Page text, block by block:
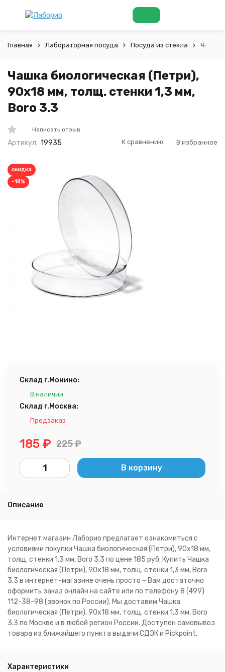
Главная Лабораторная посуда Посуда из стекла Чаши
Чашка биологическая (Петри),
90х18 мм, толщ. стенки 1,3 мм,
Boro 3.3
Написать отзыв
Артикул: 19935 К сравнению В избранное
скидка
-18%
Склад г.Монино:
В наличии
Склад г.Москва:
Предзаказ
185 ₽ 225₽
В корзину
Описание
Интернет магазин Лаборио предлагает ознакомиться с
условиями покупки Чашка биологическая (Петри), 90х18 мм,
толщ. стенки 1,3 мм, Boro 3.3 по цене 185 руб. Купить Чашка
биологическая (Петри), 90х18 мм, толщ. стенки 1,3 мм, Boro
3.3 в интернет-магазине очень просто – Вам достаточно
оформить заказ онлайн на сайте или по телефону 8 (499)
112-38-98 (звонок по России). Мы доставим Чашка
биологическая (Петри), 90х18 мм, толщ. стенки 1,3 мм, Boro
3.3 по Москве и в любой регион России. Доступен самовывоз
товара из ближайшего пункта выдачи СДЭК и Pickpoint.
Характеристики